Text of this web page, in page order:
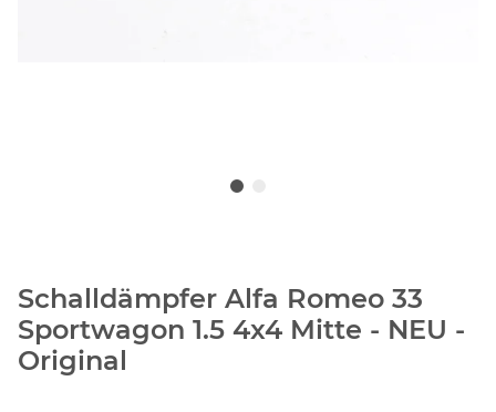
Schalldämpfer Alfa Romeo 33
Sportwagon 1.5 4x4 Mitte - NEU -
Original